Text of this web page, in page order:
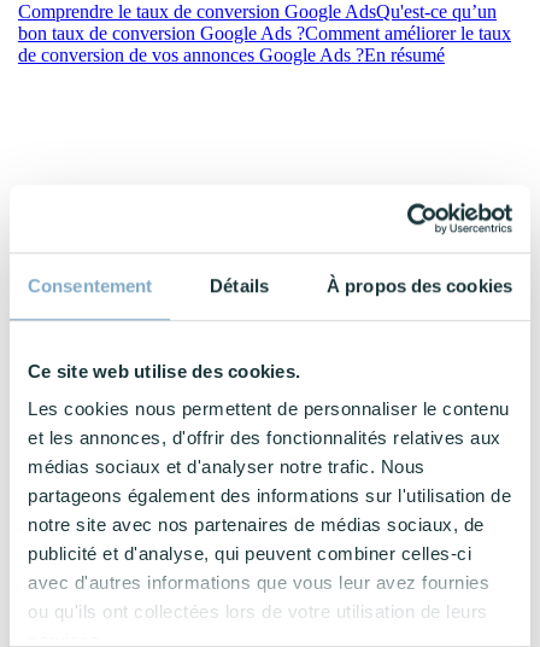
Consentement Détails À propos des cookies
Ce site web utilise des cookies.
Les cookies nous permettent de personnaliser le contenu
et les annonces, d'offrir des fonctionnalités relatives aux
médias sociaux et d'analyser notre trafic. Nous
partageons également des informations sur l'utilisation de
notre site avec nos partenaires de médias sociaux, de
publicité et d'analyse, qui peuvent combiner celles-ci
avec d'autres informations que vous leur avez fournies
ou qu'ils ont collectées lors de votre utilisation de leurs
Comprendre le taux de conversion Google AdsQu'est-ce qu’un
bon taux de conversion Google Ads ?Comment améliorer le taux
de conversion de vos annonces Google Ads ?En résumé